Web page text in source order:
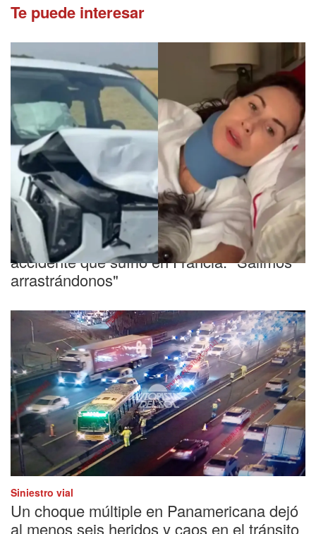
Te puede interesar
Logró sobrevivir
Una famosa actriz reveló el dramático
accidente que sufrió en Francia: "Salimos
arrastrándonos"
Siniestro vial
Un choque múltiple en Panamericana dejó
al menos seis heridos y caos en el tránsito